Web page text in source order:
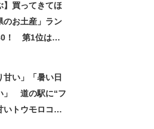
】買ってきてほ
のお土産」ラン
！ 第1位は
甘い」「暑い日
」 道の駅に“フ
いトウモロコ